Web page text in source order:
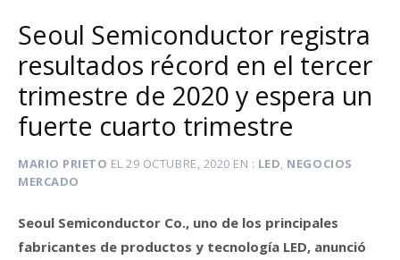
Seoul Semiconductor registra
resultados récord en el tercer
trimestre de 2020 y espera un
fuerte cuarto trimestre
MARIO PRIETO EL29 OCTUBRE, 2020 EN LED, NEGOCIOS
MERCADO
Seoul Semiconductor Co., uno de los principales
fabricantes de productos y tecnología LED, anunció